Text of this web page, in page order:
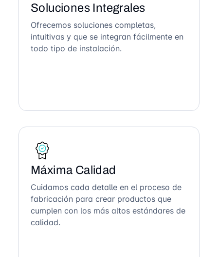
Soluciones Integrales
Ofrecemos soluciones completas,
intuitivas y que se integran fácilmente en
todo tipo de instalación.
Máxima Calidad
Cuidamos cada detalle en el proceso de
fabricación para crear productos que
cumplen con los más altos estándares de
calidad.